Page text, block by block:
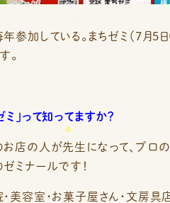
参加している。まちゼミ（7月
。
ミ」って知ってますか？
店の人が先生になって、プロ
ミナールです！
美容室・お菓子屋さん・文房具店